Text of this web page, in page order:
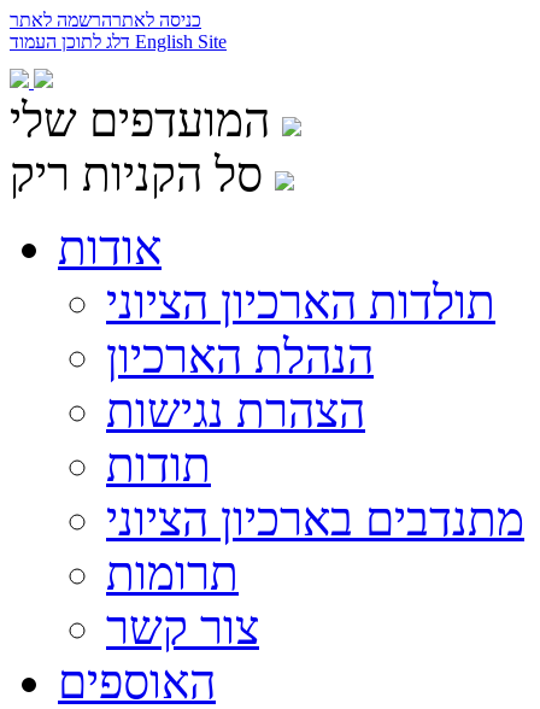
כניסה לאתרהרשמה לאתר
English Site
המועדפים שלי
סל הקניות ריק
אודות
תולדות הארכיון הציוני
הנהלת הארכיון
הצהרת נגישות
תודות
מתנדבים בארכיון הציוני
תרומות
צור קשר
האוספים